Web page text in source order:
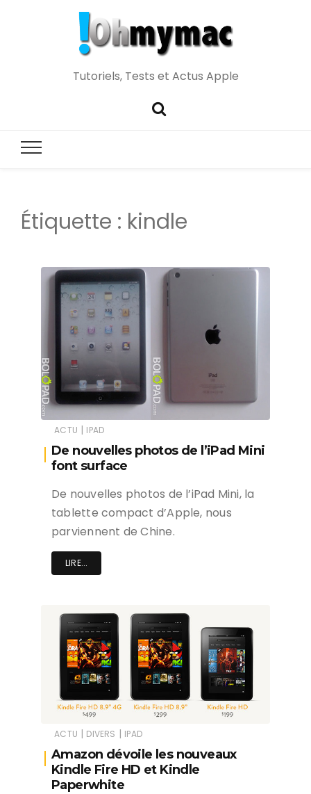
Tutoriels, Tests et Actus Apple
Étiquette : kindle
ACTU | IPAD
De nouvelles photos de l’iPad Mini
font surface
De nouvelles photos de l’iPad Mini, la
tablette compact d’Apple, nous
parviennent de Chine.
LIRE...
ACTU | DIVERS | IPAD
Amazon dévoile les nouveaux
Kindle Fire HD et Kindle
Paperwhite